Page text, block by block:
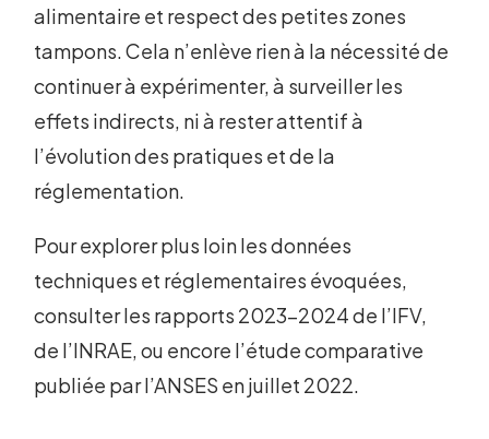
alimentaire et respect des petites zones
tampons. Cela n’enlève rien à la nécessité de
continuer à expérimenter, à surveiller les
effets indirects, ni à rester attentif à
l’évolution des pratiques et de la
réglementation.
Pour explorer plus loin les données
techniques et réglementaires évoquées,
consulter les rapports 2023-2024 de l’IFV,
de l’INRAE, ou encore l’étude comparative
publiée par l’ANSES en juillet 2022.